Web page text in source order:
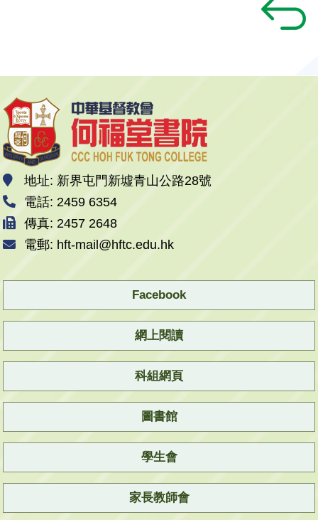
地址: 新界屯門新墟青山公路28號
電話: 2459 6354
傳真: 2457 2648
電郵: hft-mail@hftc.edu.hk
Facebook
網上閱讀
科組網頁
圖書館
學生會
家長教師會